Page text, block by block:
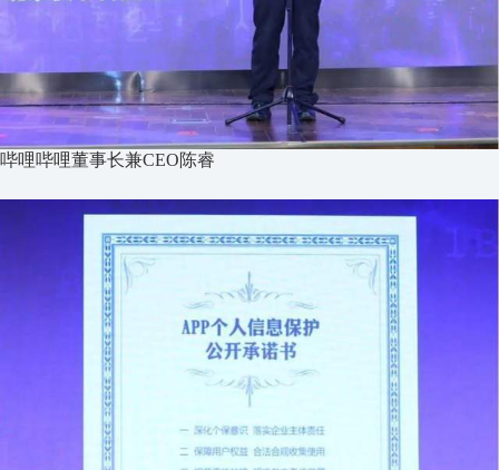
哔哩哔哩董事长兼CEO陈睿